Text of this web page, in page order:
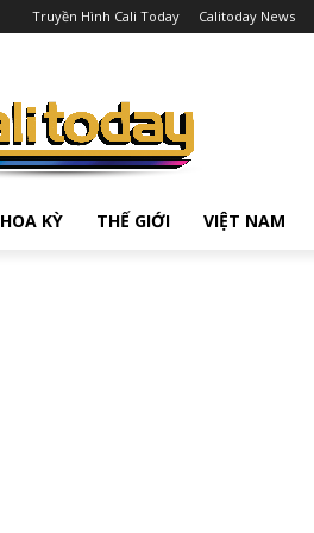
Truyền Hình Cali Today Calitoday News
HOA KỲ THẾ GIỚI VIỆT NAM